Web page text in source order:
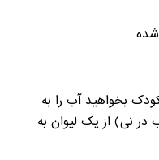
کودک بخواهید آب را به
نی) از یک لیوان به